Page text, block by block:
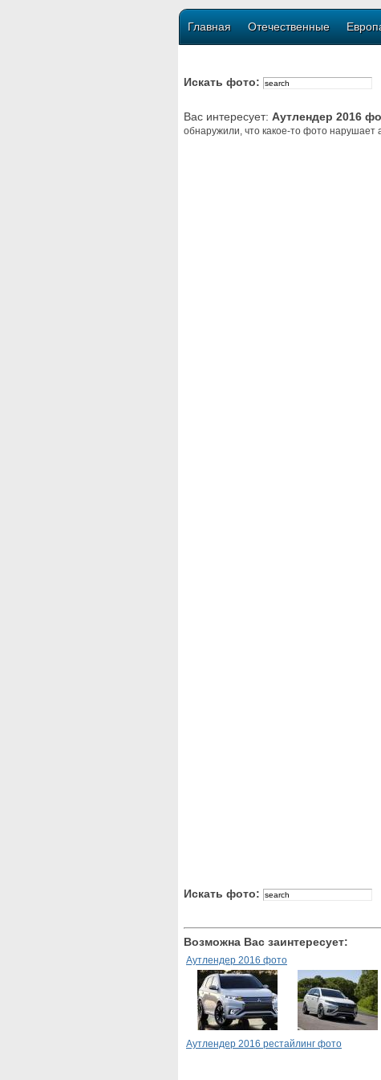
Главная Отечественные
Искать фото:
Вас интересует: Аутлендер 2016
обнаружили, что какое-то фото нарушает
Искать фото:
Возможна Вас заинтересует:
Аутлендер 2016 фото
Аутлендер 2016 рестайлинг фото